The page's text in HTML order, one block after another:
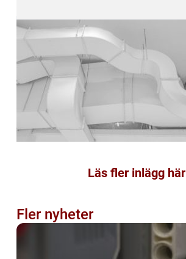
Läs fler inlägg här
Fler nyheter